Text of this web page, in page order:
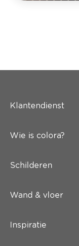
Klantendienst
Wie is colora?
Schilderen
Wand & vloer
Inspiratie